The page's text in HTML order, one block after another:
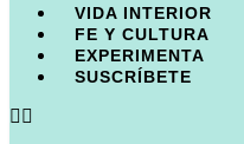
VIDA INTERIOR
FE Y CULTURA
EXPERIMENTA
SUSCRÍBETE